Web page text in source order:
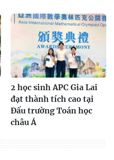
2 học sinh APC Gia Lai
đạt thành tích cao tại
Đấu trường Toán học
châu Á